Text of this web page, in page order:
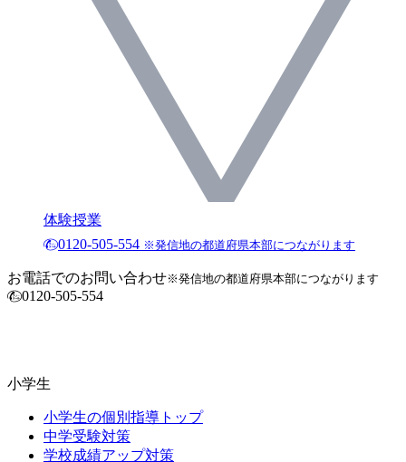
体験授業
0120-505-554 ※発信地の都道府県本部につながります
お電話でのお問い合わせ※発信地の都道府県本部につながります
0120-505-554
小学生
小学生の個別指導トップ
中学受験対策
学校成績アップ対策